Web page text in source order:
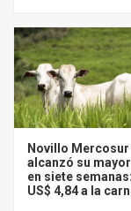
Novillo Mercosur
alcanzó su
en siete
US$ 4,84 a la